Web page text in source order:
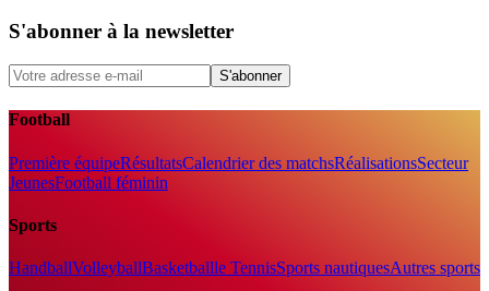
S'abonner à la newsletter
S'abonner
Football
Première équipeRésultatsCalendrier des matchsRéalisationsSecteur
JeunesFootball féminin
Sports
HandballVolleyballBasketballle TennisSports nautiquesAutres sports